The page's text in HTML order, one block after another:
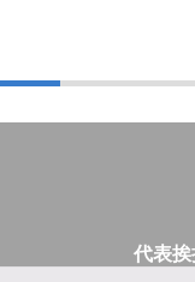
代表